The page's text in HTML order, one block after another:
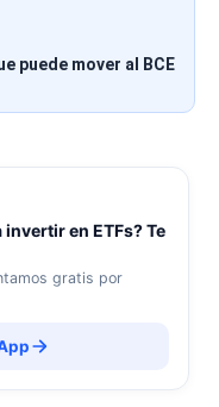
puede mover al BCE
en ETFs? Te
gratis por